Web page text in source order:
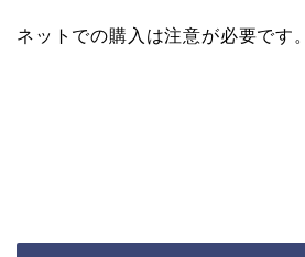
ネットでの購入は注意が必要です。